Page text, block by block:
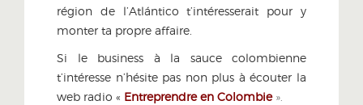
région de l’Atlántico t’intéresserait pour y
monter ta propre affaire.
Si le business à la sauce colombienne
t’intéresse n’hésite pas non plus à écouter la
web radio « Entreprendre en Colombie».